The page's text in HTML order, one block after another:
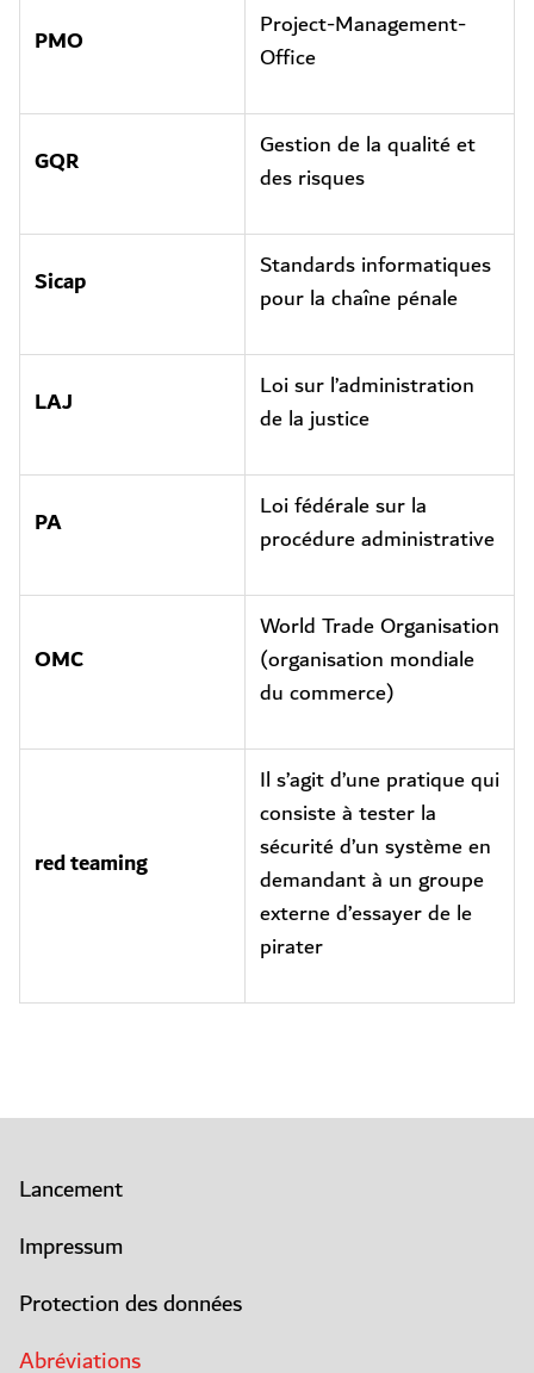
PMO
Project-Management-
Office
GQR
Gestion de la qualité et
des risques
Sicap
Standards informatiques
pour la chaîne pénale
LAJ
Loi sur l’administration
de la justice
PA
Loi fédérale sur la
procédure administrative
OMC
World Trade Organisation
(organisation mondiale
du commerce)
red teaming
Il s’agit d’une pratique qui
consiste à tester la
sécurité d’un système en
demandant à un groupe
externe d’essayer de le
pirater
Lancement
Impressum
Protection des données
Abréviations